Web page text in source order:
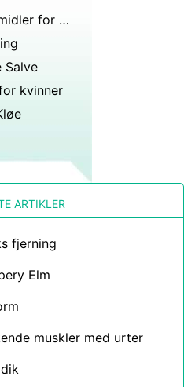
Kinesiske Herbal Rettsmidler for gallestein
Salve
kvinner
ARTIKLER
fjerning
Elm
muskler med urter